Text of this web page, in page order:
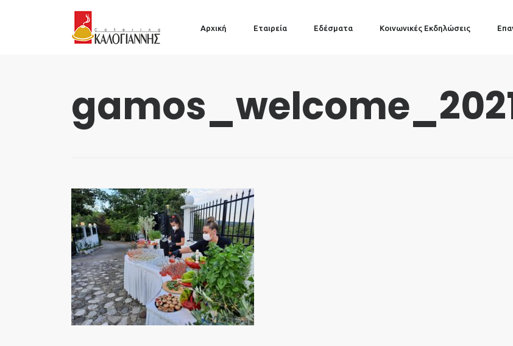
Αρχική Εταιρεία Εδέσματα Κοινωνικές Εκδηλώσεις